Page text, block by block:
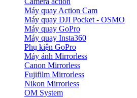
Máy quay Action Cam
Máy quay DJI Pocket - OSMO
Máy quay GoPro
Máy quay Insta360
Phụ kiện GoPro
Máy ảnh Mirrorless
Canon Mirrorless
Fujifilm Mirrorless
Nikon Mirrorless
OM System